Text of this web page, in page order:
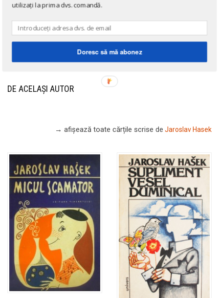
DE ACELAȘI AUTOR
→ afișează toate cărțile scrise de Jaroslav Hasek
utilizați la prima dvs. comandă.
Doresc să mă abonez